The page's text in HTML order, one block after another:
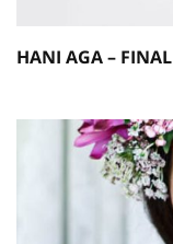
HANI AGA –